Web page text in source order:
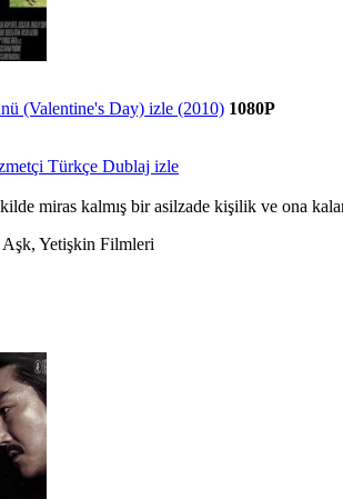
(Valentine's Day) izle (2010) 1080P
Türkçe Dublaj izle
miras kalmış bir asilzade kişilik ve ona
Yetişkin Filmleri